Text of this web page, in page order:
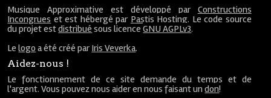
Musique Approximative est développé par Constructions
Incongrues et est hébergé par Pastis Hosting. Le code source
du projet estdistribué sous licenceGNU AGPLv3.
Lelogo a été créé par Iris Veverka.
Aidez-nous !
Le fonctionnement de ce site demande du temps et de
l'argent. Vous pouvez nous aider en nous faisant undon!